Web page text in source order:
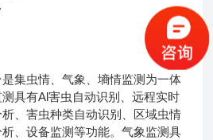
虫情、气象、墒情监测为一体
具有Al害虫自动识别、远程实时
、害虫种类自动识别、区域虫情
、设备监测等功能。气象监测具